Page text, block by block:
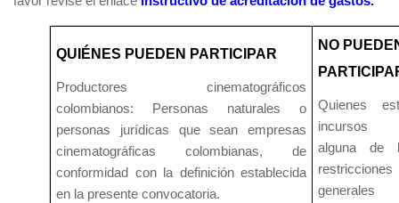
QUIÉNES PUEDEN PARTICIPAR
Productores cinematográficos
colombianos: Personas naturales o
personas jurídicas que sean empresas
cinematográficas colombianas, de
conformidad con la definición establecida
en la presente convocatoria.
NO
Quienes
incursos
alguna de
restricciones
generales